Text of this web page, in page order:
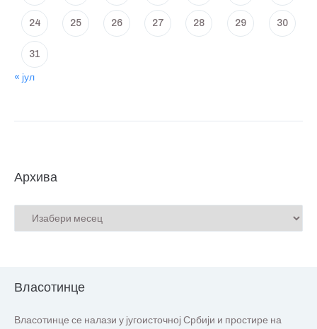
24 25 26 27 28 29 30
31
« јул
Архива
Власотинце
Власотинце се налази у југоисточној Србији и простире на